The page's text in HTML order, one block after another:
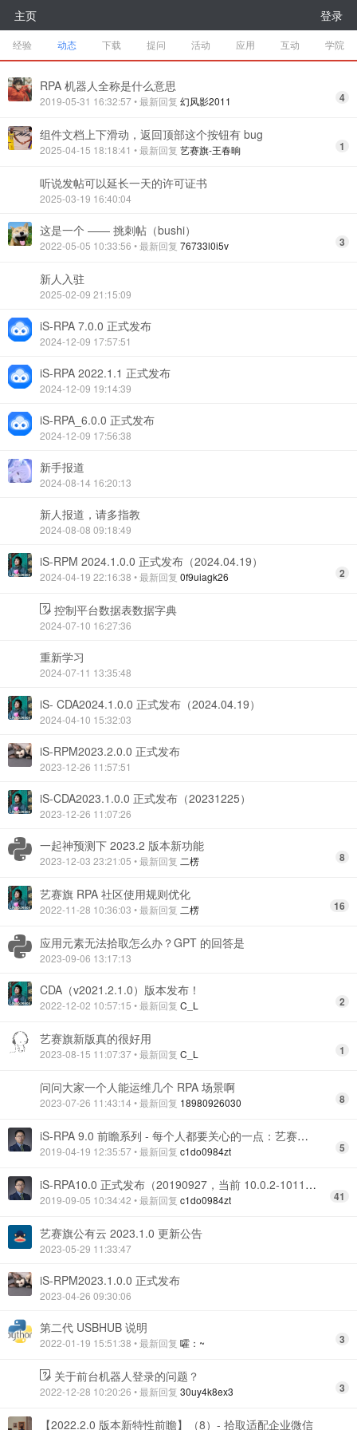
主页 登录
经验 动态 下载 提问 活动 应用 互动 学院
RPA 机器人全称是什么意思
2019-05-31 16:32:57 • 最新回复 幻风影2011 4
组件文档上下滑动，返回顶部这个按钮有 bug
2025-04-15 18:18:41 • 最新回复 艺赛旗-王春晌 1
听说发帖可以延长一天的许可证书
2025-03-19 16:40:04
这是一个 —— 挑刺帖（bushi）
2022-05-05 10:33:56 • 最新回复 76733l0i5v 3
新人入驻
2025-02-09 21:15:09
iS-RPA 7.0.0 正式发布
2024-12-09 17:57:51
iS-RPA 2022.1.1 正式发布
2024-12-09 19:14:39
iS-RPA_6.0.0 正式发布
2024-12-09 17:56:38
新手报道
2024-08-14 16:20:13
新人报道，请多指教
2024-08-08 09:18:49
iS-RPM 2024.1.0.0 正式发布（2024.04.19）
2024-04-19 22:16:38 • 最新回复 0f9uiagk26 2
控制平台数据表数据字典
2024-07-10 16:27:36
重新学习
2024-07-11 13:35:48
iS- CDA2024.1.0.0 正式发布（2024.04.19）
2024-04-10 15:32:03
iS-RPM2023.2.0.0 正式发布
2023-12-26 11:57:51
iS-CDA2023.1.0.0 正式发布（20231225）
2023-12-26 11:07:26
一起神预测下 2023.2 版本新功能
2023-12-03 23:21:05 • 最新回复 二楞 8
艺赛旗 RPA 社区使用规则优化
2022-11-28 10:36:03 • 最新回复 二楞 16
应用元素无法拾取怎么办？GPT 的回答是
2023-09-06 13:17:13
CDA（v2021.2.1.0）版本发布！
2022-12-02 10:57:15 • 最新回复 C_L 2
艺赛旗新版真的很好用
2023-08-15 11:07:37 • 最新回复 C_L 1
问问大家一个人能运维几个 RPA 场景啊
2023-07-26 11:43:14 • 最新回复 18980926030 8
iS-RPA 9.0 前瞻系列 - 每个人都要关心的一点：艺赛旗 ID
2019-04-19 12:35:57 • 最新回复 c1do0984zt 5
iS-RPA10.0 正式发布（20190927，当前 10.0.2-1011）！
2019-09-05 10:34:42 • 最新回复 c1do0984zt 41
艺赛旗公有云 2023.1.0 更新公告
2023-05-29 11:33:47
iS-RPM2023.1.0.0 正式发布
2023-04-26 09:30:06
第二代 USBHUB 说明
2022-01-19 15:51:38 • 最新回复 嚯：~ 3
关于前台机器人登录的问题？
2022-12-28 10:20:26 • 最新回复 30uy4k8ex3 3
【2022.2.0 版本新特性前瞻】（8）- 拾取适配企业微信